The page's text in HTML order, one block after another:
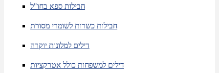
חבילות ספא בחו"ל
חבילות כשרות לשומרי מסורת
דילים למלונות יוקרה
דילים למשפחות כולל אטרקציות